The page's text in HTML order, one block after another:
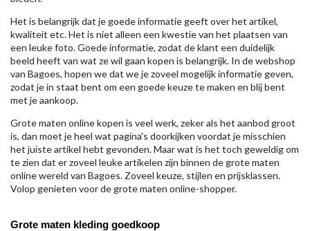
Het is belangrijk dat je goede informatie geeft over het artikel,
kwaliteit etc. Het is niet alleen een kwestie van het plaatsen van
een leuke foto. Goede informatie, zodat de klant een duidelijk
beeld heeft van wat ze wil gaan kopen is belangrijk. In de webshop
van Bagoes, hopen we dat we je zoveel mogelijk informatie geven,
zodat je in staat bent om een goede keuze te maken en blij bent
met je aankoop.
Grote maten online kopen is veel werk, zeker als het aanbod groot
is, dan moet je heel wat pagina's doorkijken voordat je misschien
het juiste artikel hebt gevonden. Maar wat is het toch geweldig om
te zien dat er zoveel leuke artikelen zijn binnen de grote maten
online wereld van Bagoes. Zoveel keuze, stijlen en prijsklassen.
Volop genieten voor de grote maten online-shopper.
Grote maten kleding goedkoop